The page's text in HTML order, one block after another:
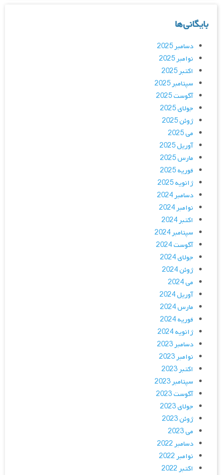
بایگانی‌ها
دسامبر 2025
نوامبر 2025
اکتبر 2025
سپتامبر 2025
آگوست 2025
جولای 2025
ژوئن 2025
می 2025
آوریل 2025
مارس 2025
فوریه 2025
ژانویه 2025
دسامبر 2024
نوامبر 2024
اکتبر 2024
سپتامبر 2024
آگوست 2024
جولای 2024
ژوئن 2024
می 2024
آوریل 2024
مارس 2024
فوریه 2024
ژانویه 2024
دسامبر 2023
نوامبر 2023
اکتبر 2023
سپتامبر 2023
آگوست 2023
جولای 2023
ژوئن 2023
می 2023
دسامبر 2022
نوامبر 2022
اکتبر 2022